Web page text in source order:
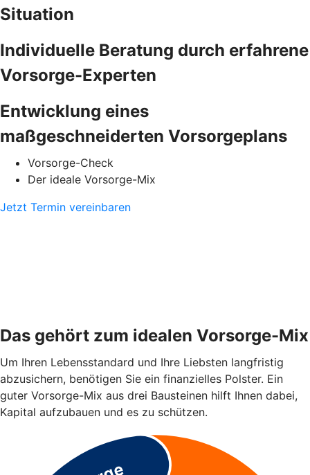
Situation
Individuelle Beratung durch erfahrene
Vorsorge-Experten
Entwicklung eines
maßgeschneiderten Vorsorgeplans
Vorsorge-Check
Der ideale Vorsorge-Mix
Jetzt Termin vereinbaren
Das gehört zum idealen Vorsorge-Mix
Um Ihren Lebensstandard und Ihre Liebsten langfristig
abzusichern, benötigen Sie ein finanzielles Polster. Ein
guter Vorsorge-Mix aus drei Bausteinen hilft Ihnen dabei,
Kapital aufzubauen und es zu schützen.